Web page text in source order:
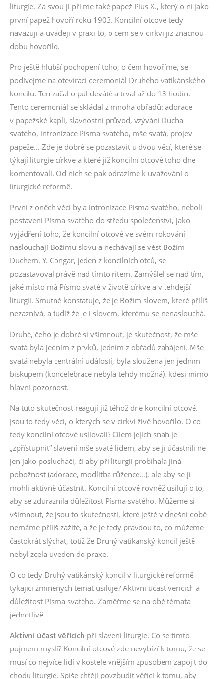
liturgie. Za svou ji přijme také papež Pius X., který o ní jako
první papež hovoří roku 1903. Koncilní otcové tedy
navazují a uvádějí v praxi to, o čem se v církvi již značnou
dobu hovořilo.
Pro ještě hlubší pochopení toho, o čem hovoříme, se
podívejme na otevírací ceremoniál Druhého vatikánského
koncilu. Ten začal o půl deváté a trval až do 13 hodin.
Tento ceremoniál se skládal z mnoha obřadů: adorace
v papežské kapli, slavnostní průvod, vzývání Ducha
svatého, intronizace Písma svatého, mše svatá, projev
papeže… Zde je dobré se pozastavit u dvou věcí, které se
týkají liturgie církve a které již koncilní otcové toho dne
komentovali. Od nich se pak odrazíme k uvažování o
liturgické reformě.
První z oněch věcí byla intronizace Písma svatého, neboli
postavení Písma svatého do středu společenství, jako
vyjádření toho, že koncilní otcové ve svém rokování
naslouchají Božímu slovu a nechávají se vést Božím
Duchem. Y. Congar, jeden z koncilních otců, se
pozastavoval právě nad tímto ritem. Zamýšlel se nad tím,
jaké místo má Písmo svaté v životě církve a v tehdejší
liturgii. Smutně konstatuje, že je Božím slovem, které příliš
nezaznívá, a tudíž že je i slovem, kterému se nenaslouchá.
Druhé, čeho je dobré si všimnout, je skutečnost, že mše
svatá byla jedním z prvků, jedním z obřadů zahájení. Mše
svatá nebyla centrální událostí, byla sloužena jen jedním
biskupem (koncelebrace nebyla tehdy možná), kdesi mimo
hlavní pozornost.
Na tuto skutečnost reagují již téhož dne koncilní otcové.
Jsou to tedy věci, o kterých se v církvi živě hovořilo. O co
tedy koncilní otcové usilovali? Cílem jejich snah je
„zpřístupnit“ slavení mše svaté lidem, aby se jí účastnili ne
jen jako posluchači, či aby při liturgii probíhala jiná
pobožnost (adorace, modlitba růžence…), ale aby se jí
mohli aktivně účastnit. Koncilní otcové rovněž usilují o to,
aby se zdůraznila důležitost Písma svatého. Můžeme si
všimnout, že jsou to skutečnosti, které ještě v dnešní době
nemáme příliš zažité, a že je tedy pravdou to, co můžeme
častokrát slýchat, totiž že Druhý vatikánský koncil ještě
nebyl zcela uveden do praxe.
O co tedy Druhý vatikánský koncil v liturgické reformě
týkající zmíněných témat usiluje? Aktivní účast věřících a
důležitost Písma svatého. Zaměřme se na obě témata
jednotlivě.
Aktivní účast věřících při slavení liturgie. Co se tímto
pojmem myslí? Koncilní otcové zde nevybízí k tomu, že se
musí co nejvíce lidí v kostele vnějším způsobem zapojit do
chodu liturgie. Spíše chtějí povzbudit věřící k tomu, aby